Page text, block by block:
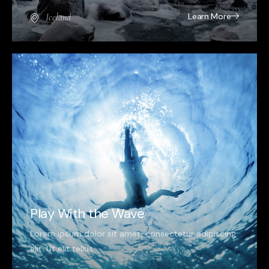
Iceland Learn More
Play With the Wave
Lorem ipsum dolor sit amet, consectetur adipiscing
elit. Ut elit tellus.